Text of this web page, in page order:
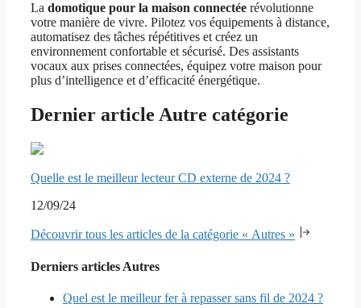
La domotique pour la maison connectée révolutionne
votre manière de vivre. Pilotez vos équipements à distance,
automatisez des tâches répétitives et créez un
environnement confortable et sécurisé. Des assistants
vocaux aux prises connectées, équipez votre maison pour
plus d’intelligence et d’efficacité énergétique.
Dernier article Autre catégorie
Quelle est le meilleur lecteur CD externe de 2024 ?
12/09/24
Découvrir tous les articles de la catégorie « Autres »
Derniers articles Autres
Quel est le meilleur fer à repasser sans fil de 2024 ?